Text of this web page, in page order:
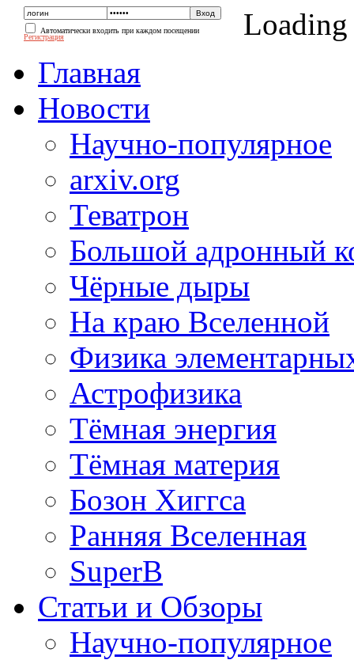
Автоматически входить при каждом посещении
Регистрация
Loading
Главная
Новости
Научно-популярное
arxiv.org
Теватрон
Большой адронный
Чёрные дыры
На краю Вселенной
Физика
Астрофизика
Тёмная энергия
Тёмная материя
Бозон Хиггса
Ранняя Вселенная
SuperB
Статьи и Обзоры
Научно-популярное